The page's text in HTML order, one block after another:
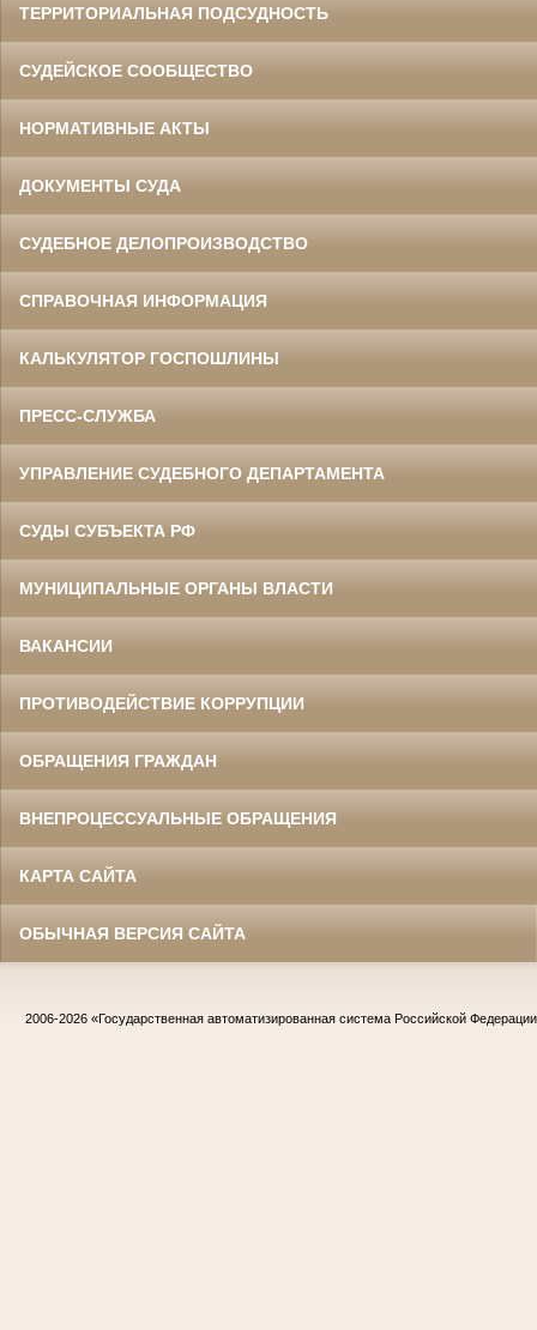
ТЕРРИТОРИАЛЬНАЯ ПОДСУДНОСТЬ
СУДЕЙСКОЕ СООБЩЕСТВО
НОРМАТИВНЫЕ АКТЫ
ДОКУМЕНТЫ СУДА
СУДЕБНОЕ ДЕЛОПРОИЗВОДСТВО
СПРАВОЧНАЯ ИНФОРМАЦИЯ
КАЛЬКУЛЯТОР ГОСПОШЛИНЫ
ПРЕСС-СЛУЖБА
УПРАВЛЕНИЕ СУДЕБНОГО ДЕПАРТАМЕНТА
СУДЫ СУБЪЕКТА РФ
МУНИЦИПАЛЬНЫЕ ОРГАНЫ ВЛАСТИ
ВАКАНСИИ
ПРОТИВОДЕЙСТВИЕ КОРРУПЦИИ
ОБРАЩЕНИЯ ГРАЖДАН
ВНЕПРОЦЕССУАЛЬНЫЕ ОБРАЩЕНИЯ
КАРТА САЙТА
ОБЫЧНАЯ ВЕРСИЯ САЙТА
2006-2026 «Государственная автоматизированная система Российской